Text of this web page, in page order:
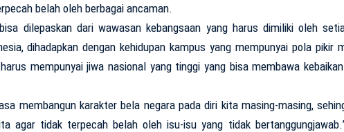
belah oleh berbagai ancaman.
dilepaskan dari wawasan kebangsaan yang harus dimiliki oleh
dihadapkan dengan kehidupan kampus yang mempunyai pola pikir
mempunyai jiwa nasional yang tinggi yang bisa membawa
membangun karakter bela negara pada diri kita masing-masing,
agar tidak terpecah belah oleh isu-isu yang tidak